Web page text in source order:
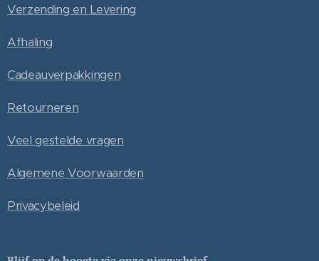
Verzending en Levering
Afhaling
Cadeauverpakkingen
Retourneren
Veel gestelde vragen
Algemene Voorwaarden
Privacybeleid